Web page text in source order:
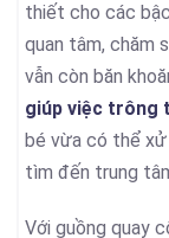
thiết cho các
quan tâm, chăm
vẫn còn băn
giúp việc trông
bé vừa có thể
tìm đến trung
Với guồng quay